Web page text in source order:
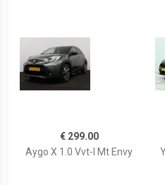
€ 299.00
Aygo X 1.0 Vvt-I Mt Envy